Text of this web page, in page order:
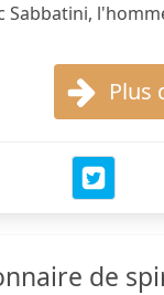
Plus
de